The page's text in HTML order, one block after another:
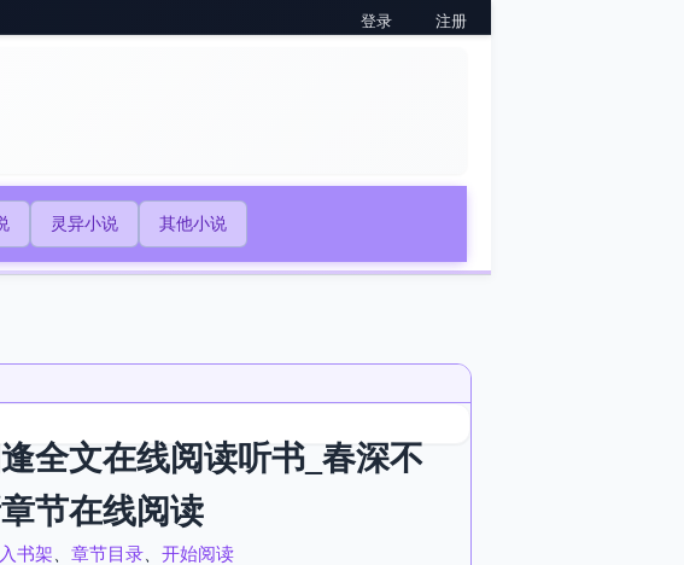
登录 注册
灵异小说 其他小说
全文在线阅读听书_春深不
节在线阅读
书架 章节目录
开始阅读